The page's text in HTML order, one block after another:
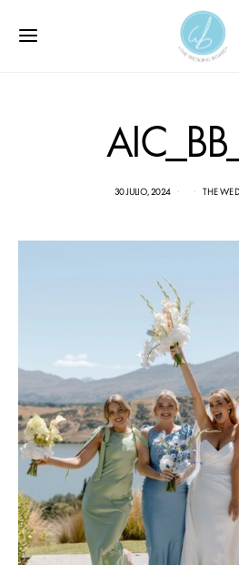
30 JULIO, 2024 THE